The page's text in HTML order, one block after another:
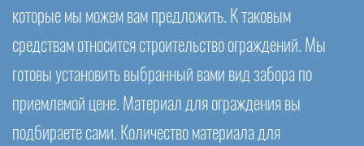
которые мы можем вам предложить. К таковым
средствам относится строительство ограждений. Мы
готовы установить выбранный вами вид забора по
приемлемой цене. Материал для ограждения вы
подбираете сами. Количество материала для